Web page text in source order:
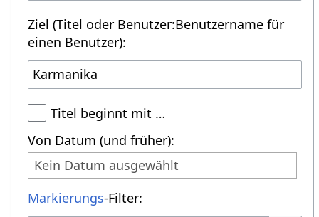
Ziel (Titel oder Benutzer:Benutzername für
einen Benutzer):
Titel beginnt mit …
Von Datum (und früher):
Kein Datum ausgewählt
Markierungs-Filter: